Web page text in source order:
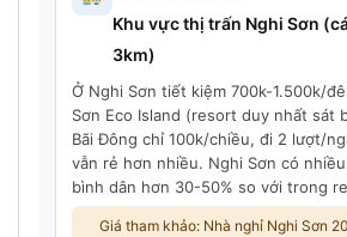
Khu vực thị trấn Nghi Sơn
3km)
Ở Nghi Sơn tiết kiệm 700k-1.500k/
Sơn Eco Island (resort duy nhất sát
Bãi Đông chỉ 100k/chiều, đi 2 lượt/
vẫn rẻ hơn nhiều. Nghi Sơn có
bình dân hơn 30-50% so với trong
Giá tham khảo: Nhà nghỉ Nghi Sơn